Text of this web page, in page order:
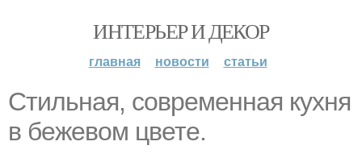
ИНТЕРЬЕР И ДЕКОР
главная новости статьи
Стильная, современная кухня
в бежевом цвете.